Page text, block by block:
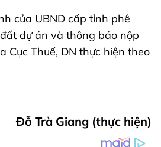
của UBND cấp tỉnh phê
dự án và thông báo nộp
Cục Thuế, DN thực hiện theo
Đỗ Trà Giang (thực hiện)